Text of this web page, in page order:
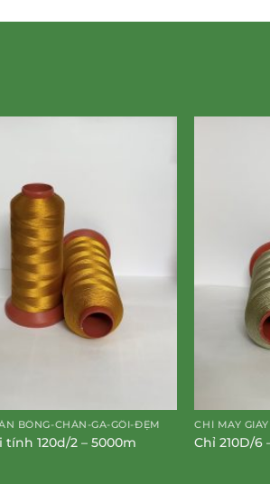
BÔNG-CHĂN-GA-GỐI-ĐỆM
tính 120d/2 – 5000m
CHỈ MAY
Chỉ 210D/6